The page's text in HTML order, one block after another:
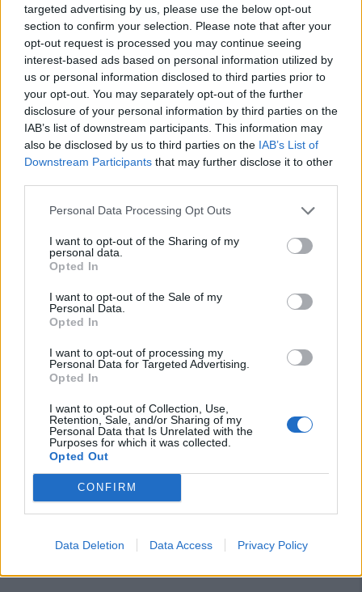
targeted advertising by us, please use the below opt-out
section to confirm your selection. Please note that after your
opt-out request is processed you may continue seeing
interest-based ads based on personal information utilized by
us or personal information disclosed to third parties prior to
your opt-out. You may separately opt-out of the further
disclosure of your personal information by third parties on the
IAB’s list of downstream participants. This information may
also be disclosed by us to third parties on the IAB’s List of
Downstream Participants that may further disclose it to other
Personal Data Processing Opt Outs
I want to opt-out of the Sharing of my
personal data.
Opted In
I want to opt-out of the Sale of my
Personal Data.
Opted In
I want to opt-out of processing my
Personal Data for Targeted Advertising.
Opted In
I want to opt-out of Collection, Use,
Retention, Sale, and/or Sharing of my
Personal Data that Is Unrelated with the
Purposes for which it was collected.
Opted Out
CONFIRM
Data Deletion Data Access Privacy Policy
Nuorese, parte la programmazione:
Francesco Cattide è il nuovo tecnico
29 Lug 2026